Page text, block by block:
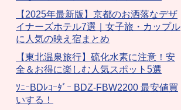
【2025年最新版】京都のお洒落なデザ
イナーズホテル7選｜女子旅・カップル
に人気の映え宿まとめ
【東北温泉旅行】硫化水素に注意！安
全＆お得に楽しむ人気スポット5選
ｿﾆｰBDﾚｺｰﾀﾞｰ BDZ-FBW2200 最安値買
いする！